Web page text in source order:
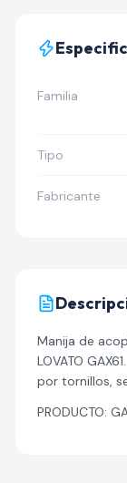
Familia
Tipo
Fabricante
Manija de
LOVATO
por tornillos,
PRODUCTO: